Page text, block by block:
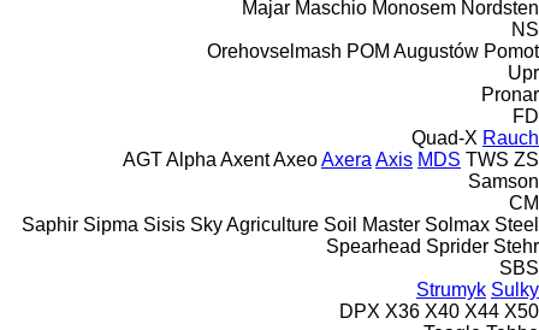
Majar Maschio Monosem Nordsten
NS
Orehovselmash POM Augustów Pomot
Upr
Pronar
FD
Quad-X Rauch
AGTAlpha AxentAxeoAxera Axis MDS TWS ZS
Samson
CM
Saphir Sipma Sisis Sky Agriculture Soil Master Solmax Steel
Spearhead Sprider Stehr
SBS
Strumyk Sulky
DPX X36 X40 X44 X50